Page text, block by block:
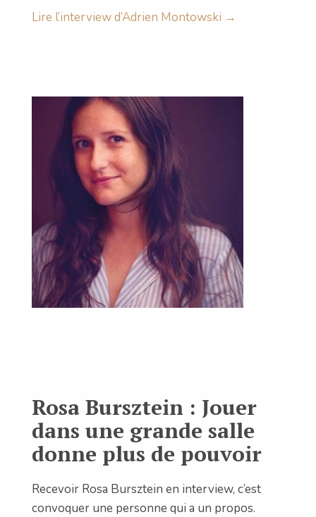
Lire l’interview d’Adrien Montowski →
Rosa Bursztein : Jouer
dans une grande salle
donne plus de pouvoir
Recevoir Rosa Bursztein en interview, c’est
convoquer une personne qui a un propos.